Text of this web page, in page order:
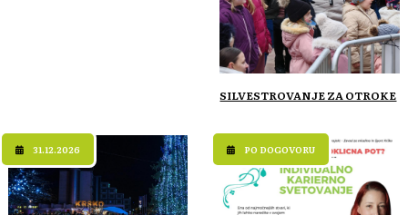
SILVESTROVANJE ZA OTROKE
31.12.2026 PO DOGOVORU